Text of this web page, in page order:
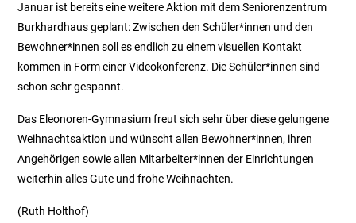
Januar ist bereits eine weitere Aktion mit dem Seniorenzentrum
Burkhardhaus geplant: Zwischen den Schüler*innen und den
Bewohner*innen soll es endlich zu einem visuellen Kontakt
kommen in Form einer Videokonferenz. Die Schüler*innen sind
schon sehr gespannt.
Das Eleonoren-Gymnasium freut sich sehr über diese gelungene
Weihnachtsaktion und wünscht allen Bewohner*innen, ihren
Angehörigen sowie allen Mitarbeiter*innen der Einrichtungen
weiterhin alles Gute und frohe Weihnachten.
(Ruth Holthof)